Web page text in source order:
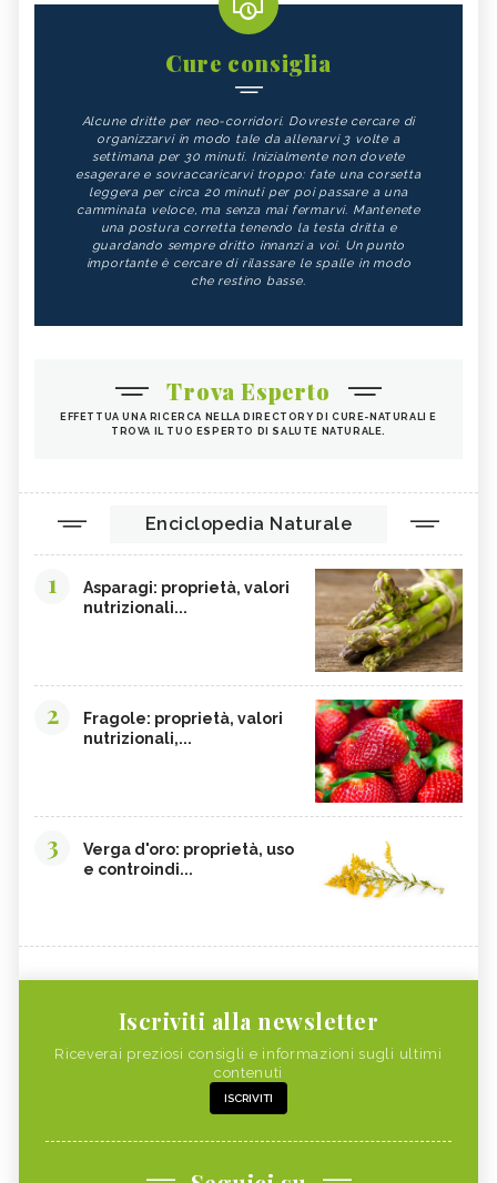
Cure consiglia
Alcune dritte per neo-corridori. Dovreste cercare di
organizzarvi in modo tale da allenarvi 3 volte a
settimana per 30 minuti. Inizialmente non dovete
esagerare e sovraccaricarvi troppo: fate una corsetta
leggera per circa 20 minuti per poi passare a una
camminata veloce, ma senza mai fermarvi. Mantenete
una postura corretta tenendo la testa dritta e
guardando sempre dritto innanzi a voi. Un punto
importante è cercare di rilassare le spalle in modo
che restino basse.
Trova Esperto
EFFETTUA UNA RICERCA NELLA DIRECTORY DI CURE-NATURALI E
TROVA IL TUO ESPERTO DI SALUTE NATURALE.
Enciclopedia Naturale
1
Asparagi: proprietà, valori
nutrizionali...
2
Fragole: proprietà, valori
nutrizionali,...
3
Verga d'oro: proprietà, uso
e controindi...
Iscriviti alla newsletter
Riceverai preziosi consigli e informazioni sugli ultimi
contenuti
ISCRIVITI